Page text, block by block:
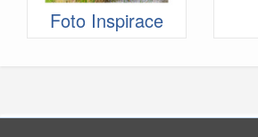
Foto Inspirace